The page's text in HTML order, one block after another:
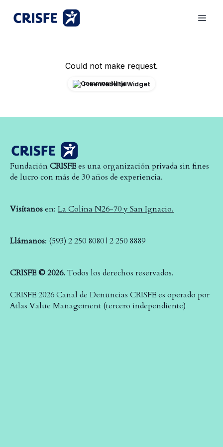
Could not make request.
Free Website Widget
FundaciónCRISFEes una organización privada sin fines
de lucro con más de 30 años de experiencia.
Visítanosen: La Colina N26-70 y San Ignacio.
Llámanos: (593) 2 250 8080 | 2 250 8889
CRISFE © 2026.Todos los derechos reservados.
CRISFE 2026 Canal de Denuncias CRISFE es operado por
Atlas Value Management (tercero independiente)